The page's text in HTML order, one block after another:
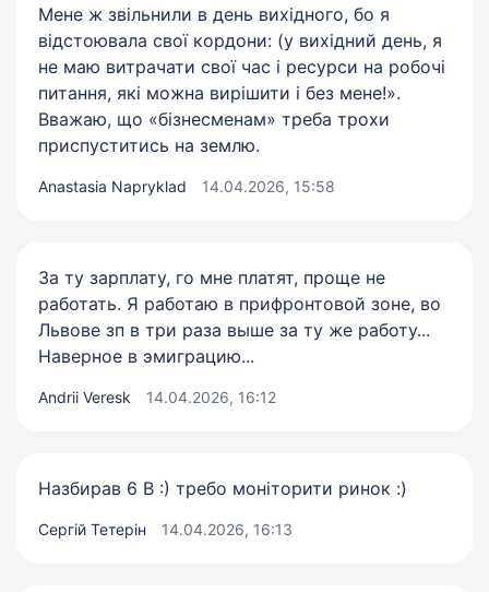
Мене ж звільнили в день вихідного, бо я
відстоювала свої кордони: (у вихідний день, я
не маю витрачати свої час і ресурси на робочі
питання, які можна вирішити і без мене!».
Вважаю, що «бізнесменам» треба трохи
приспуститись на землю.
Anastasia Napryklad 14.04.2026, 15:58
За ту зарплату, го мне платят, проще не
работать. Я работаю в прифронтовой зоне, во
Львове зп в три раза выше за ту же работу...
Наверное в эмиграцию...
Andrii Veresk 14.04.2026, 16:12
Назбирав 6 В :) требо моніторити ринок :)
Сергій Тетерін 14.04.2026, 16:13